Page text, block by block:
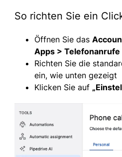
So richten Sie ein
Öffnen Sie das
Apps > Telefonanrufe
Richten Sie die
ein, wie unten gezeigt
Klicken Sie auf